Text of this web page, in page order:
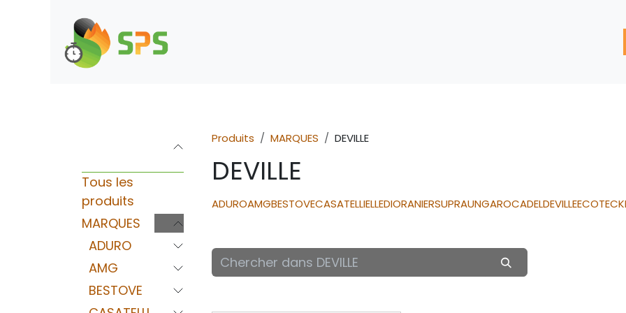
Tous les
produits
MARQUES
ADURO
AMG
BESTOVE
Produits MARQUES DEVILLE
DEVILLE
ADUROAMGBESTOVECASATELLIELLEDIORANIERSUPRAUNGAROCADELDEVILLEECOTECK